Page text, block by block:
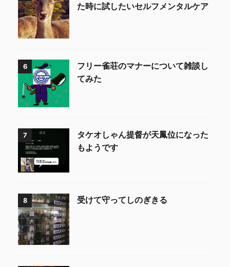
た時に試したいセルフメンタルケア
6
フリー雀荘のマナーについて雑談し
てみた
7
タケオしゃん提督が天鳳位になった
もようです
8 受けて守ってしのぎきる